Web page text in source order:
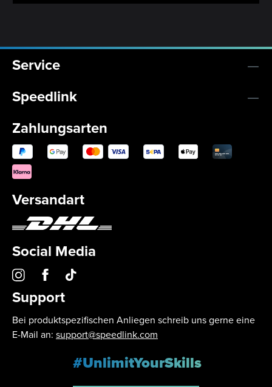
Service
Speedlink
Zahlungsarten
Versandart
Social Media
Support
Bei produktspezifischen Anliegen schreib uns gerne eine
E-Mail an: support@speedlink.com
#UnlimitYourSkills